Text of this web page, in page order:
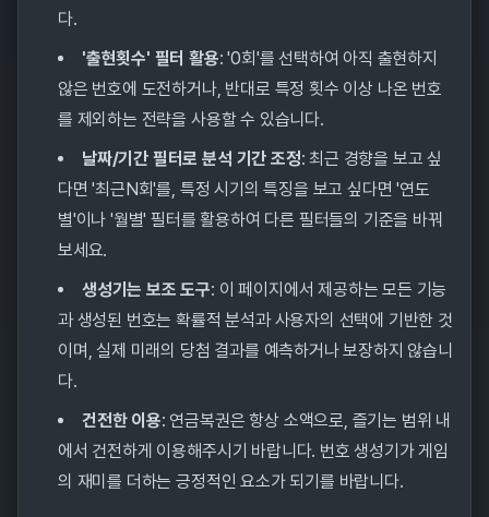
다.
'출현횟수' 필터 활용: '0회'를 선택하여 아직 출현하지
않은 번호에 도전하거나, 반대로 특정 횟수 이상 나온 번호
를 제외하는 전략을 사용할 수 있습니다.
날짜/기간 필터로 분석 기간 조정: 최근 경향을 보고 싶
다면 '최근N회'를, 특정 시기의 특징을 보고 싶다면 '연도
별'이나 '월별' 필터를 활용하여 다른 필터들의 기준을 바꿔
보세요.
생성기는 보조 도구: 이 페이지에서 제공하는 모든 기능
과 생성된 번호는 확률적 분석과 사용자의 선택에 기반한 것
이며, 실제 미래의 당첨 결과를 예측하거나 보장하지 않습니
다.
건전한 이용: 연금복권은 항상 소액으로, 즐기는 범위 내
에서 건전하게 이용해주시기 바랍니다. 번호 생성기가 게임
의 재미를 더하는 긍정적인 요소가 되기를 바랍니다.